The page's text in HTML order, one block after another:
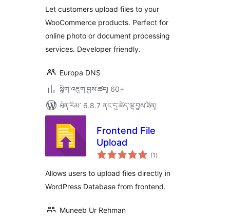
ཚང་།
Let customers upload files to your
WooCommerce products. Perfect for
online photo or document processing
services. Developer friendly.
Europa DNS
སྒྲིག་འཇུག་བྱས་ཚད། 60+
ཐོན་རིམ་ 6.8.7 ནང་དུ་ཚོད་ལྟ་བྱས་ཟིན།
Frontend File
Upload
(1 གདེང་
འཇོག་
ཚང་།
)
Allows users to upload files directly in
WordPress Database from frontend.
Muneeb Ur Rehman